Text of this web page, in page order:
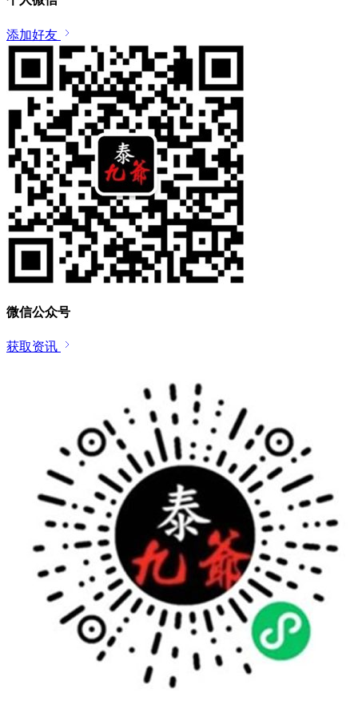
添加好友
微信公众号
获取资讯